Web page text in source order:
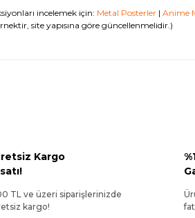
incelemek için: Metal Posterler| Anime
site yapısına göre güncellenmelidir.)
Kargo
TL ve üzeri siparişlerinizde
kargo!